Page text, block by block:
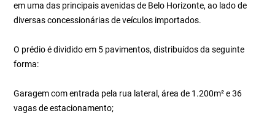
em uma das principais avenidas de Belo Horizonte, ao lado de
diversas concessionárias de veículos importados.
O prédio é dividido em 5 pavimentos, distribuídos da seguinte
forma:
Garagem com entrada pela rua lateral, área de 1.200m² e 36
vagas de estacionamento;